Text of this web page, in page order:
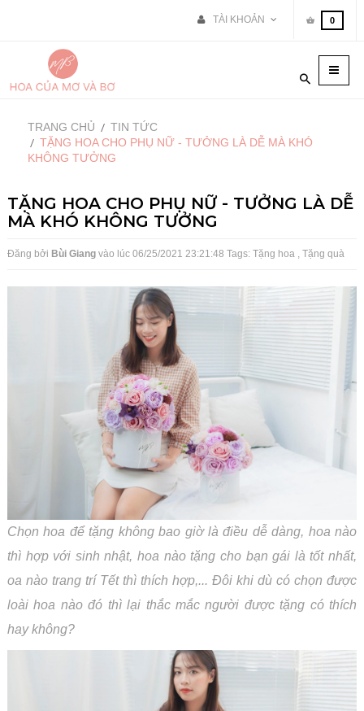
0
TÀI KHOẢN
Toggle
TRANG CHỦ
TIN TỨC
TẶNG HOA CHO PHỤ NỮ - TƯỞNG LÀ DỄ MÀ KHÓ
KHÔNG TƯỞNG
TẶNG HOA CHO PHỤ NỮ - TƯỞNG LÀ DỄ
MÀ KHÓ KHÔNG TƯỞNG
Đăng bởi Bùi Giang vào lúc 06/25/2021 23:21:48 Tags: Tặng hoa , Tặng quà
Chọn hoa để tặng không bao giờ là điều dễ dàng, hoa nào
thì hợp với sinh nhật, hoa nào tặng cho bạn gái là tốt nhất,
oa nào trang trí Tết thì thích hợp,... Đôi khi dù có chọn được
loài hoa nào đó thì lại thắc mắc người được tặng có thích
hay không?